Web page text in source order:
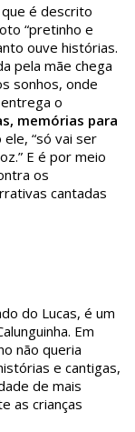
é descrito
“pretinho e
ouve histórias.
pela mãe chega
sonhos, onde
o
memórias para
“só vai ser
E é por meio
os
cantadas
do Lucas, é um
Em
não queria
e cantigas,
de mais
as crianças